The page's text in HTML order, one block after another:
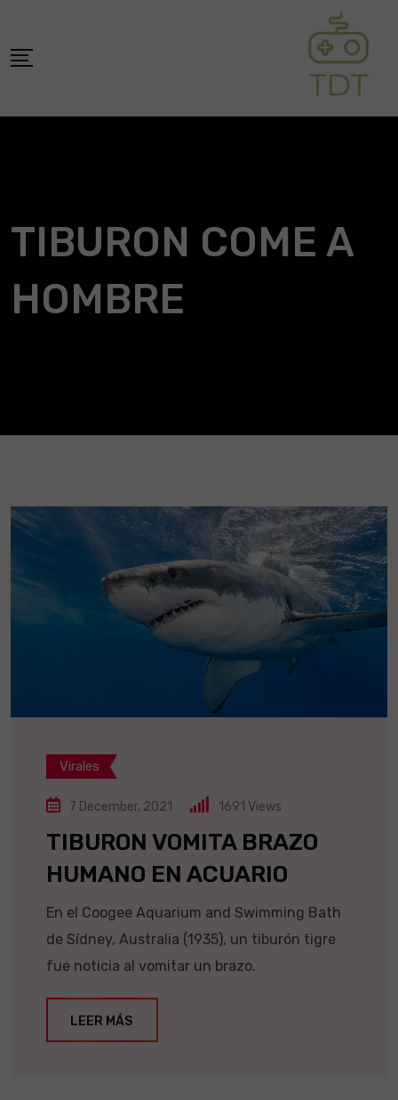
content
TIBURON COME A
HOMBRE
Virales
7 December, 2021 1691 Views
TIBURON VOMITA BRAZO
HUMANO EN ACUARIO
En el Coogee Aquarium and Swimming Bath
de Sídney, Australia (1935), un tiburón tigre
fue noticia al vomitar un brazo.
LEER MÁS